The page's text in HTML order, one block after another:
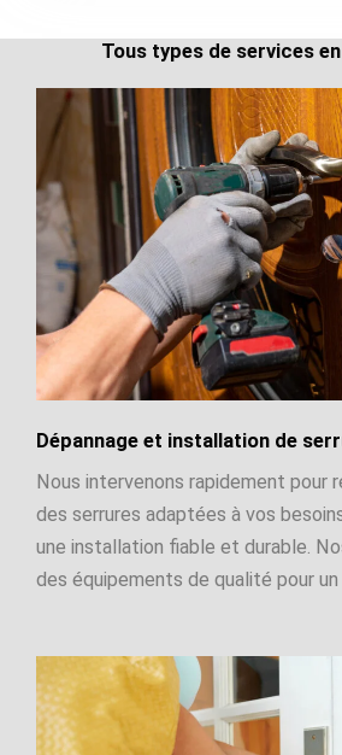
Tous types de services
Dépannage et installation de
Nous intervenons rapidement pour
des serrures adaptées à vos
une installation fiable et durable.
des équipements de qualité pour